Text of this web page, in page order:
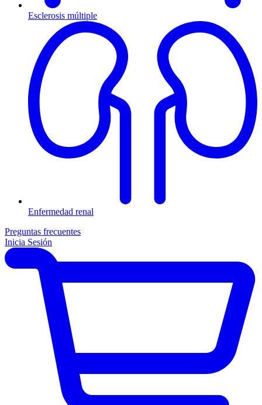
Esclerosis múltiple
Enfermedad renal
Preguntas frecuentes
Inicia Sesión